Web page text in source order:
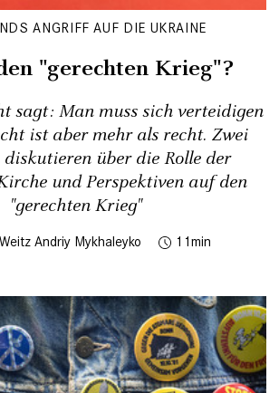
ANGRIFF AUF DIE UKRAINE
"­gerechten Krieg"?
sagt: Man muss sich verteidigen
ist aber mehr als recht. Zwei
diskutieren über die Rolle der
und Perspektiven auf den
"gerechten Krieg"
Andriy Mykhaleyko 11